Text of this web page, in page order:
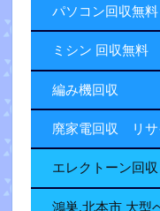
パソコン回収無料
ミシン 回収無料
編み機回収
廃家電回収 リサ
エレクトーン回
鴻巣.北本市 大型